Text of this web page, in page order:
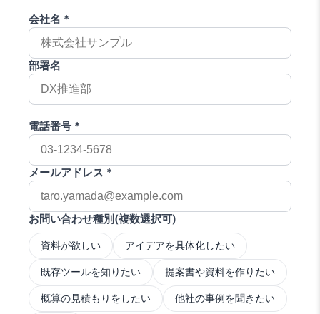
会社名 *
部署名
電話番号 *
メールアドレス *
お問い合わせ種別(複数選択可)
資料が欲しい アイデアを具体化したい
既存ツールを知りたい 提案書や資料を作りたい
概算の見積もりをしたい 他社の事例を聞きたい